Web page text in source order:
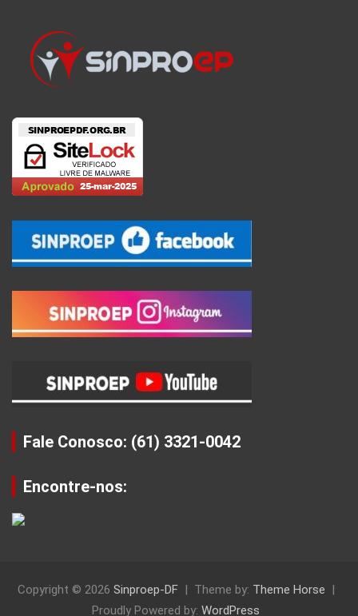
Fale Conosco: (61) 3321-0042
Encontre-nos:
Copyright © 2026 Sinproep-DF Theme by: Theme Horse
Proudly Powered by: WordPress